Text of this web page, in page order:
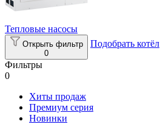
Тепловые насосы
Открыть фильтр
0
Подобрать котёл
Фильтры
0
Хиты продаж
Премиум серия
Новинки